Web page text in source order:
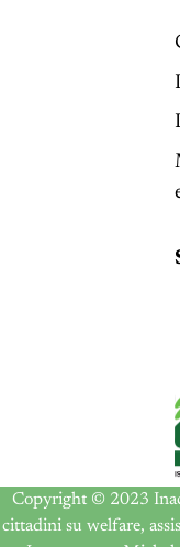
Copyright © 2023
cittadini su welfare,